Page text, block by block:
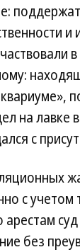
на лавке
с
с учетом
без